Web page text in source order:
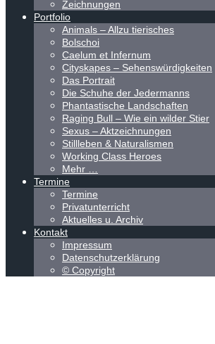
Zeichnungen
Portfolio
Animals – Allzu tierisches
Bolschoi
Caelum et Infernum
Cityskapes – Sehenswürdigkeiten
Das Portrait
Die Schuhe der Jedermanns
Phantastische Landschaften
Raging Bull – Wie ein wilder Stier
Sexus – Aktzeichnungen
Stillleben & Naturalismen
Working Class Heroes
Mehr …
Termine
Termine
Privatunterricht
Aktuelles u. Archiv
Kontakt
Impressum
Datenschutzerklärung
© Copyright